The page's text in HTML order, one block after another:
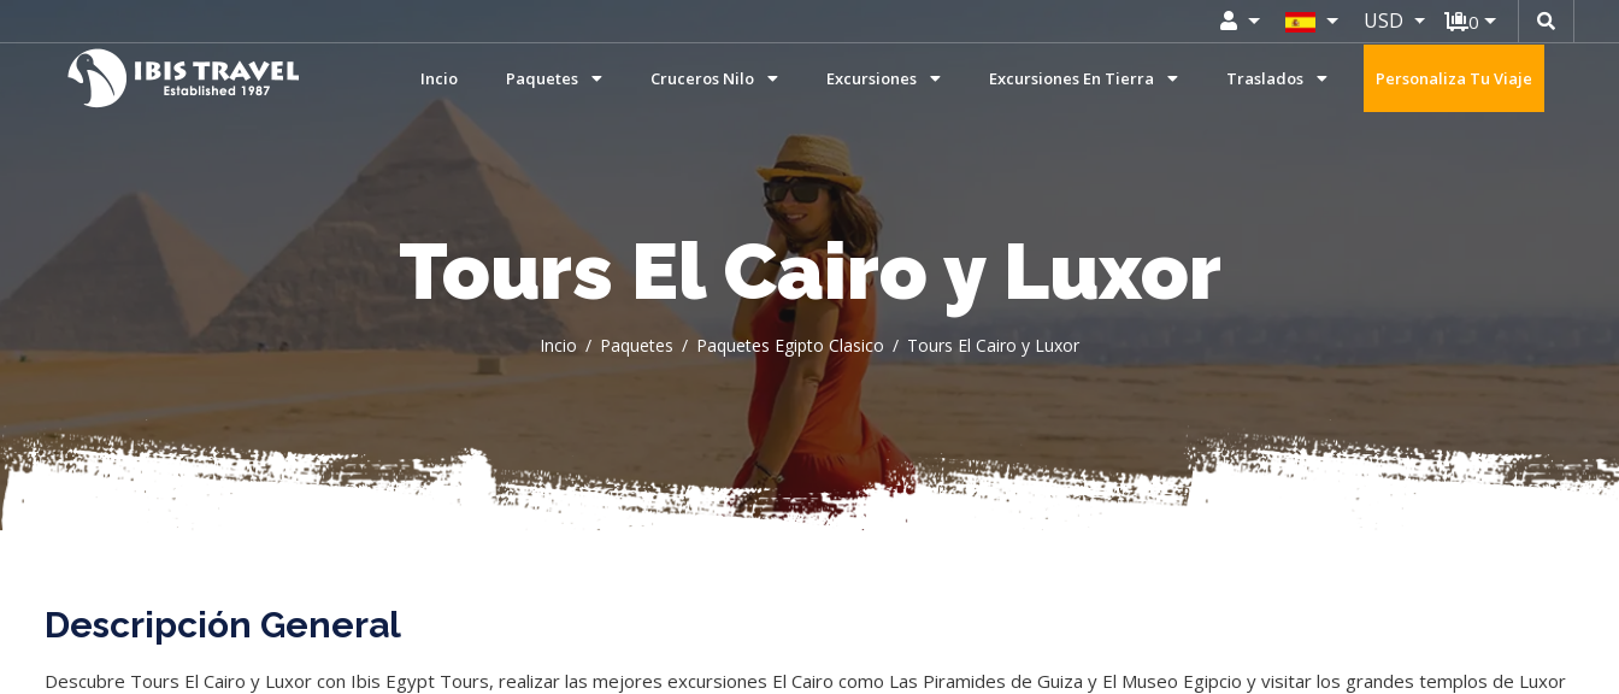
USD 0
Incio Paquetes Cruceros Nilo Excursiones Excursiones En Tierra Traslados Personaliza Tu Viaje
Tours El Cairo y Luxor
Incio Paquetes Paquetes Egipto Clasico Tours El Cairo y Luxor
Descripción General
Descubre Tours El Cairo y Luxor con Ibis Egypt Tours, realizar las mejores excursiones El Cairo como Las Piramides de Guiza y El Museo Egipcio y visitar los grandes templos de Luxor